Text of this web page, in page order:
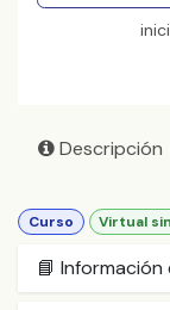
Descripción
Curso Virtual
📘 Información